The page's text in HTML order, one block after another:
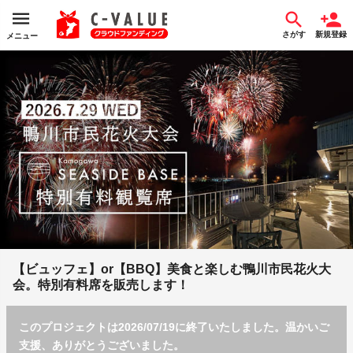
メニュー さがす 新規登録
【ビュッフェ】or【BBQ】美食と楽しむ鴨川市民花火大
会。特別有料席を販売します！
このプロジェクトは2026/07/19に終了いたしました。温かいご
支援、ありがとうございました。